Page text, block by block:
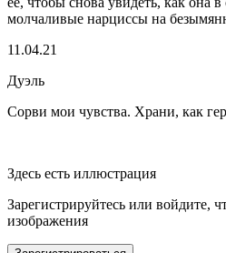
молчаливые нарциссы на
11.04.21
Дуэль
Сорви мои чувства. Храни, как
Здесь есть иллюстрация
Зарегистрируйтесь или войдите,
изображения